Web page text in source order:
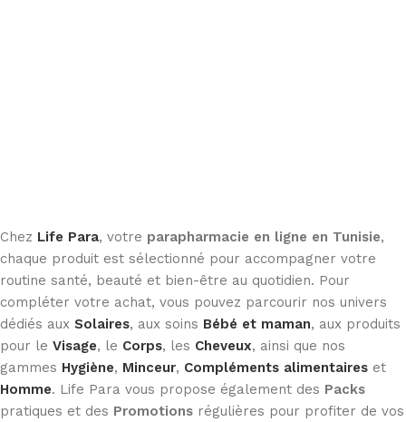
Chez Life Para, votre parapharmacie en ligne en Tunisie,
chaque produit est sélectionné pour accompagner votre
routine santé, beauté et bien-être au quotidien. Pour
compléter votre achat, vous pouvez parcourir nos univers
dédiés aux Solaires, aux soins Bébé et maman, aux produits
pour le Visage, le Corps, les Cheveux, ainsi que nos
gammes Hygiène, Minceur, Compléments alimentaires et
Homme. Life Para vous propose également des Packs
pratiques et des Promotions régulières pour profiter de vos